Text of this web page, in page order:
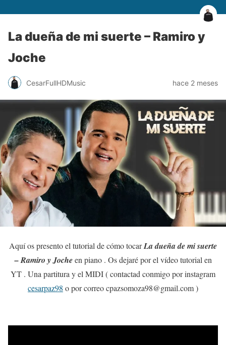
La dueña de mi suerte – Ramiro y
Joche
CesarFullHDMusic hace 2 meses
Aquí os presento el tutorial de cómo tocarLa dueña de mi suerte
– Ramiro y Jocheen piano . Os dejaré por el vídeo tutorial en
YT . Una partitura y el MIDI ( contactad conmigo por instagram
cesarpaz98 o por correo cpazsomoza98@gmail.com )